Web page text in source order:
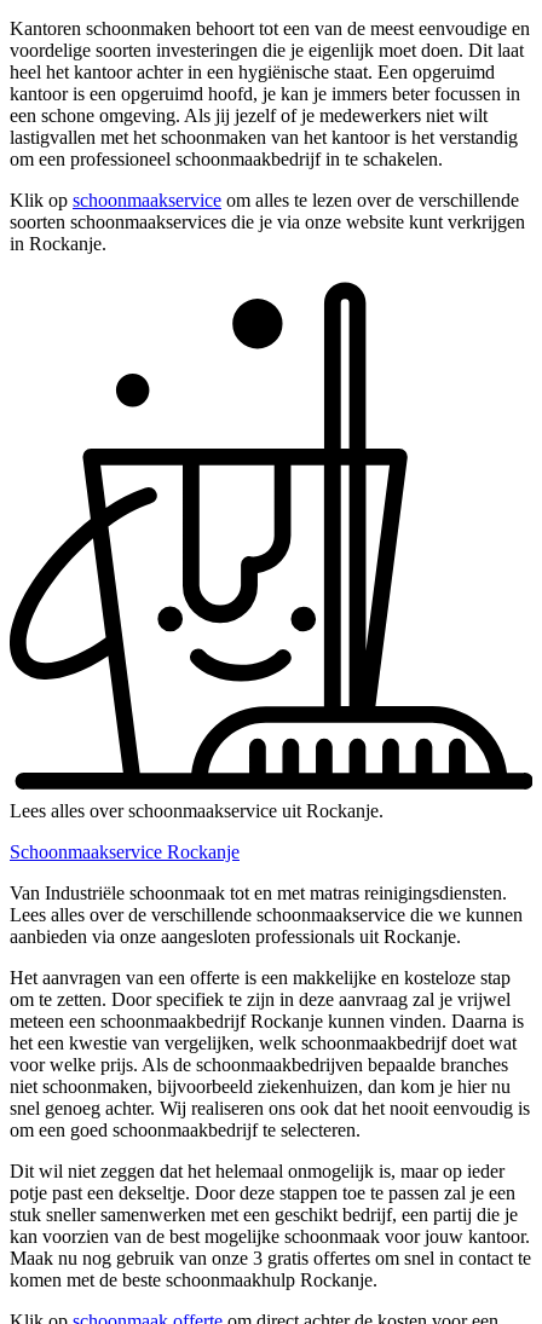
Kantoren schoonmaken behoort tot een van de meest eenvoudige en
voordelige soorten investeringen die je eigenlijk moet doen. Dit laat
heel het kantoor achter in een hygiënische staat. Een opgeruimd
kantoor is een opgeruimd hoofd, je kan je immers beter focussen in
een schone omgeving. Als jij jezelf of je medewerkers niet wilt
lastigvallen met het schoonmaken van het kantoor is het verstandig
om een professioneel schoonmaakbedrijf in te schakelen.
Klik op schoonmaakservice om alles te lezen over de verschillende
soorten schoonmaakservices die je via onze website kunt verkrijgen
in Rockanje.
Lees alles over schoonmaakservice uit Rockanje.
Schoonmaakservice Rockanje
Van Industriële schoonmaak tot en met matras reinigingsdiensten.
Lees alles over de verschillende schoonmaakservice die we kunnen
aanbieden via onze aangesloten professionals uit Rockanje.
Het aanvragen van een offerte is een makkelijke en kosteloze stap
om te zetten. Door specifiek te zijn in deze aanvraag zal je vrijwel
meteen een schoonmaakbedrijf Rockanje kunnen vinden. Daarna is
het een kwestie van vergelijken, welk schoonmaakbedrijf doet wat
voor welke prijs. Als de schoonmaakbedrijven bepaalde branches
niet schoonmaken, bijvoorbeeld ziekenhuizen, dan kom je hier nu
snel genoeg achter. Wij realiseren ons ook dat het nooit eenvoudig is
om een goed schoonmaakbedrijf te selecteren.
Dit wil niet zeggen dat het helemaal onmogelijk is, maar op ieder
potje past een dekseltje. Door deze stappen toe te passen zal je een
stuk sneller samenwerken met een geschikt bedrijf, een partij die je
kan voorzien van de best mogelijke schoonmaak voor jouw kantoor.
Maak nu nog gebruik van onze 3 gratis offertes om snel in contact te
komen met de beste schoonmaakhulp Rockanje.